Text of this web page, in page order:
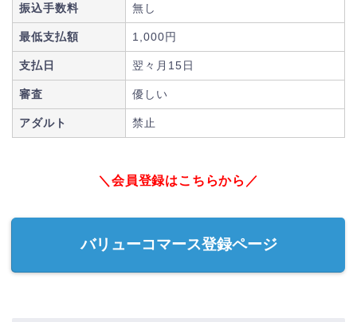
振込手数料 無し
最低支払額 1,000円
支払日 翌々月15日
審査 優しい
アダルト 禁止
＼会員登録はこちらから／
バリューコマース登録ページ